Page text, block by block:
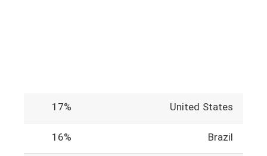
United States
17%
Brazil
16%